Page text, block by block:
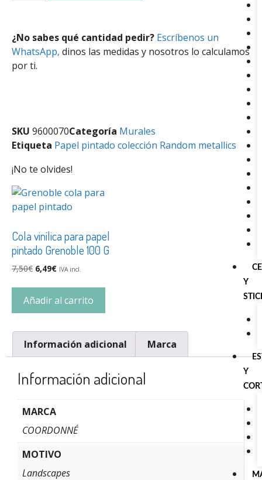
Y
Y
¿No sabes qué cantidad pedir? Escríbenos un
WhatsApp, dinos las medidas y nosotros lo calculamos
por ti.
SKU 9600070Categoría Murales
Etiqueta Papel pintado colección Random metallics
¡No te olvides!
Cola vinílica para papel
pintado Grenoble 100 G
7,50€ 6,49€ IVA incl.
Añadir al carrito
Información adicional Marca
Información adicional
MARCA
COORDONNÉ
MOTIVO
Landscapes